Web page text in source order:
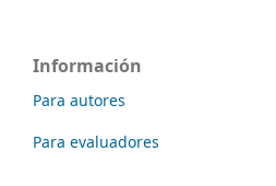
Información
Para autores
Para evaluadores